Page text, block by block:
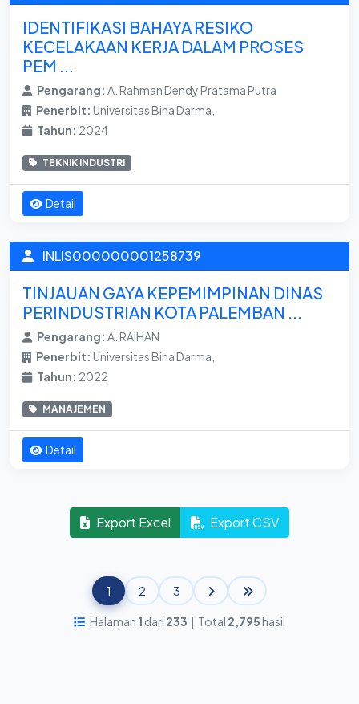
IDENTIFIKASI BAHAYA RESIKO
KECELAKAAN KERJA DALAM PROSES
PEM ...
Pengarang: A. Rahman Dendy Pratama Putra
Penerbit: Universitas Bina Darma,
Tahun: 2024
TEKNIK INDUSTRI
Detail
INLIS000000001258739
TINJAUAN GAYA KEPEMIMPINAN DINAS
PERINDUSTRIAN KOTA PALEMBAN ...
Pengarang: A. RAIHAN
Penerbit: Universitas Bina Darma,
Tahun: 2022
MANAJEMEN
Detail
Export Excel Export CSV
1 2 3
Halaman 1 dari 233 | Total 2,795 hasil